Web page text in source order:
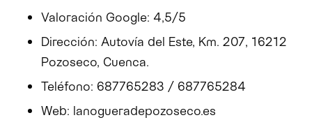
Valoración Google: 4,5/5
Dirección: Autovía del Este, Km. 207, 16212
Pozoseco, Cuenca.
Teléfono: 687765283 / 687765284
Web: lanogueradepozoseco.es